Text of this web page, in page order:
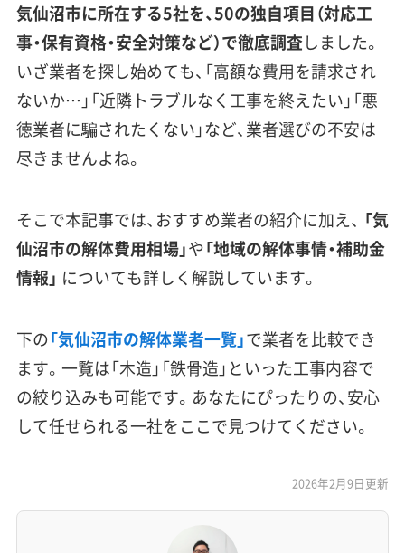
気仙沼市に所在する5社を、50の独自項目（対応工
事・保有資格・安全対策など）で徹底調査しました。
いざ業者を探し始めても、「高額な費用を請求され
ないか…」「近隣トラブルなく工事を終えたい」「悪
徳業者に騙されたくない」など、業者選びの不安は
尽きませんよね。
そこで本記事では、おすすめ業者の紹介に加え、 「気
仙沼市の解体費用相場」や「地域の解体事情・補助金
情報」 についても詳しく解説しています。
下の「気仙沼市の解体業者一覧」で業者を比較でき
ます。一覧は「木造」「鉄骨造」といった工事内容で
の絞り込みも可能です。あなたにぴったりの、安心
して任せられる一社をここで見つけてください。
2026年2月9日更新